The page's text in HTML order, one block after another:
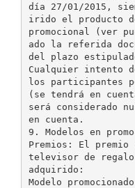
día 27/01/2015,
irido el producto
promocional (ver
ado la referida
del plazo
Cualquier intento
los participantes
(se tendrá en
será considerado
en cuenta.
9. Modelos en
Premios: El
televisor de regalo
adquirido:
Modelo promocionado